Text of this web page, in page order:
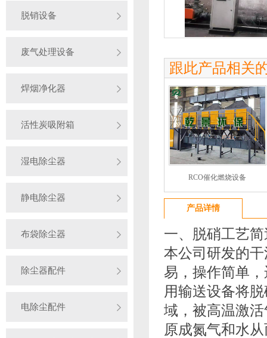
脱销设备
废气处理设备
焊烟净化器
活性炭吸附箱
湿电除尘器
静电除尘器
布袋除尘器
除尘器配件
电除尘配件
跟此产品相关
RCO催化燃烧设备
产品详情
一、脱硝工艺
本公司研发的
易，操作简单
用输送设备将
域，被高温激
原成氮气和水